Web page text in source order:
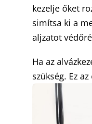
kezelje őket
simítsa ki a
aljzatot
Ha az
szükség. Ez